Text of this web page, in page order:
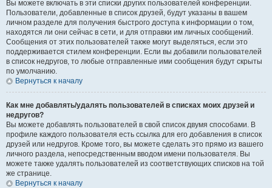
Вы можете включать в эти списки других пользователей конференции.
Пользователи, добавленные в список друзей, будут указаны в вашем
личном разделе для получения быстрого доступа к информации о том,
находятся ли они сейчас в сети, и для отправки им личных сообщений.
Сообщения от этих пользователей также могут выделяться, если это
поддерживается стилем конференции. Если вы добавили пользователей
в список недругов, то любые отправленные ими сообщения будут скрыты
по умолчанию.
Вернуться к началу
Как мне добавлять/удалять пользователей в списках моих друзей и
недругов?
Вы можете добавлять пользователей в свой список двумя способами. В
профиле каждого пользователя есть ссылка для его добавления в список
друзей или недругов. Кроме того, вы можете сделать это прямо из вашего
личного раздела, непосредственным вводом имени пользователя. Вы
можете также удалять пользователей из соответствующих списков на той
же странице.
Вернуться к началу